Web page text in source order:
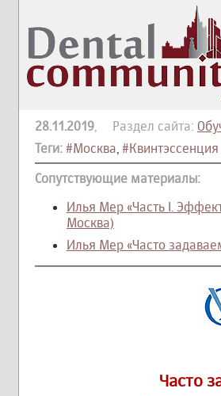
28.11.2019, Раздел сайта:
Теги: #Москва,
Сопутствующие материалы:
Илья Мер «Часть I.
Москва)
Илья Мер «Часто
Часто